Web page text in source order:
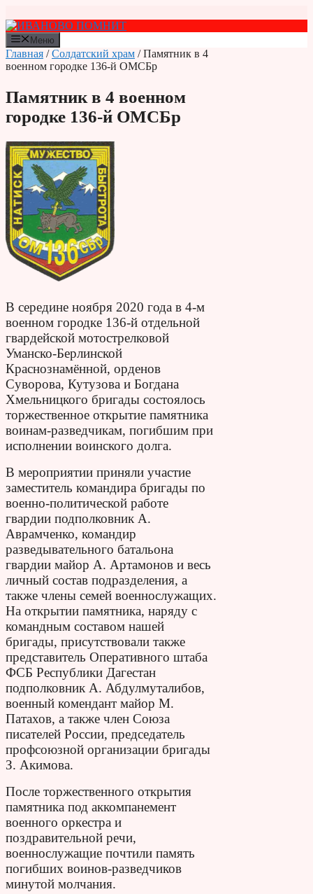
к
содержимому
Меню
Главная /Солдатский храм / Памятник в 4
военном городке 136-й ОМСБр
Памятник в 4 военном
городке 136-й ОМСБр
В середине ноября 2020 года в 4-м
военном городке 136-й отдельной
гвардейской мотострелковой
Уманско-Берлинской
Краснознамённой, орденов
Суворова, Кутузова и Богдана
Хмельницкого бригады состоялось
торжественное открытие памятника
воинам-разведчикам, погибшим при
исполнении воинского долга.
В мероприятии приняли участие
заместитель командира бригады по
военно-политической работе
гвардии подполковник А.
Аврамченко, командир
разведывательного батальона
гвардии майор А. Артамонов и весь
личный состав подразделения, а
также члены семей военнослужащих.
На открытии памятника, наряду с
командным составом нашей
бригады, присутствовали также
представитель Оперативного штаба
ФСБ Республики Дагестан
подполковник А. Абдулмуталибов,
военный комендант майор М.
Патахов, а также член Союза
писателей России, председатель
профсоюзной организации бригады
З. Акимова.
После торжественного открытия
памятника под аккомпанемент
военного оркестра и
поздравительной речи,
военнослужащие почтили память
погибших воинов-разведчиков
минутой молчания.